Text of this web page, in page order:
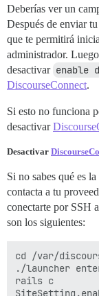
Deberías ver un
Después de enviar
que te permitirá
administrador.
desactivar enable
DiscourseConnect.
Si esto no funciona
desactivar
Desactivar
Si no sabes qué es
contacta a tu
conectarte por SSH
son los siguientes:
cd /var/
./launcher
rails c